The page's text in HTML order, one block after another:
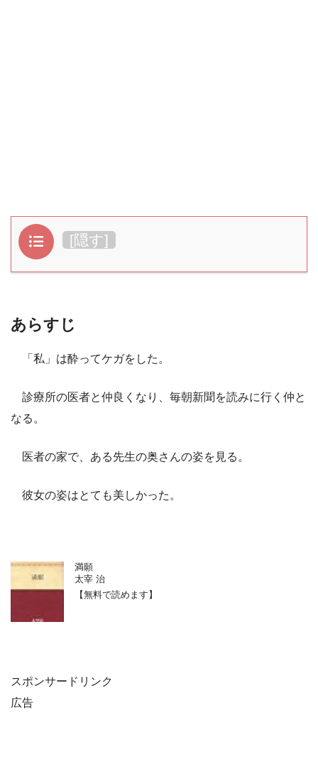
目次 [隠す]
あらすじ
「私」は酔ってケガをした。
診療所の医者と仲良くなり、毎朝新聞を読みに行く仲と
なる。
医者の家で、ある先生の奥さんの姿を見る。
彼女の姿はとても美しかった。
満願
太宰 治
【無料で読めます】
スポンサードリンク
広告